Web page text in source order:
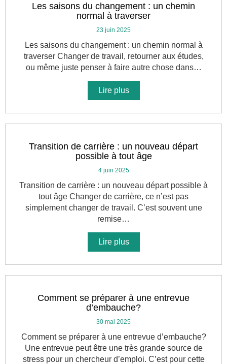
Les saisons du changement : un chemin
normal à traverser
23 juin 2025
Les saisons du changement : un chemin normal à
traverser Changer de travail, retourner aux études,
ou même juste penser à faire autre chose dans…
Lire plus
Transition de carrière : un nouveau départ
possible à tout âge
4 juin 2025
Transition de carrière : un nouveau départ possible à
tout âge Changer de carrière, ce n’est pas
simplement changer de travail. C’est souvent une
remise…
Lire plus
Comment se préparer à une entrevue
d’embauche?
30 mai 2025
Comment se préparer à une entrevue d’embauche?
Une entrevue peut être une très grande source de
stress pour un chercheur d’emploi. C’est pour cette